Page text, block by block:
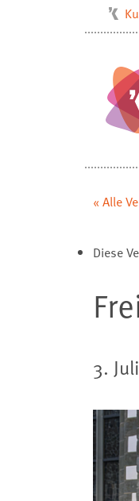
« Alle
Diese
3.